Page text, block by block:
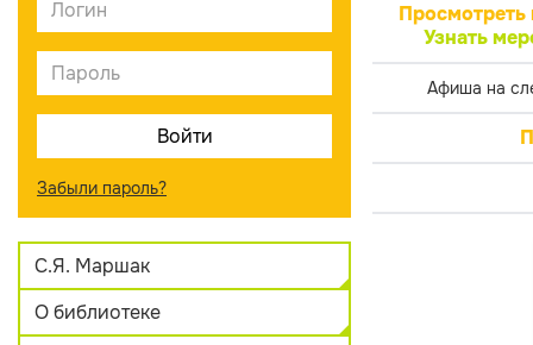
Забыли пароль?
С.Я. Маршак
О библиотеке
Просмотреть
Узнать
Афиша на